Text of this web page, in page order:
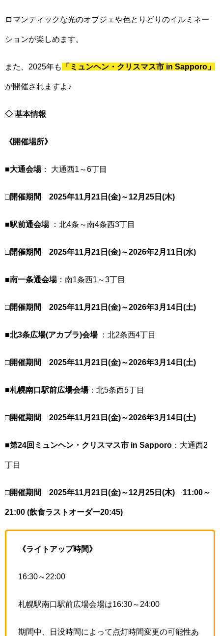
ロマンティックな光のオブジェや色とりどりのイルミネー
ションが楽しめます。
また、2025年も 「ミュンヘン・クリスマス市 in Sapporo」
が開催されますよ♪
◇ 基本情報
《開催場所》
■大通会場： 大通西1～6丁目
□開催期間 2025年11月21日(金)～12月25日(木)
■駅前通会場：北4条～南4条西3丁目
□開催期間 2025年11月21日(金)～2026年2月11日(水)
■南一条通会場：南1条西1～3丁目
□開催期間 2025年11月21日(金)～2026年3月14日(土)
■北3条広場(アカプラ)会場：北2条西4丁目
□開催期間 2025年11月21日(金)～2026年3月14日(土)
■札幌南口駅前広場会場：北5条西5丁目
□開催期間 2025年11月21日(金)～2026年3月14日(土)
■第24回ミュンヘン・クリスマス市 in Sapporo ：大通西2
丁目
□開催期間 2025年11月21日(金)～12月25日(木) 11:00～
21:00 (飲食ラストオーダー20:45)
《ライトアップ時間》
16:30～22:00
札幌駅南口駅前広場会場は16:30～24:00
期間中、日没時間によって点灯時間変更の可能性あ